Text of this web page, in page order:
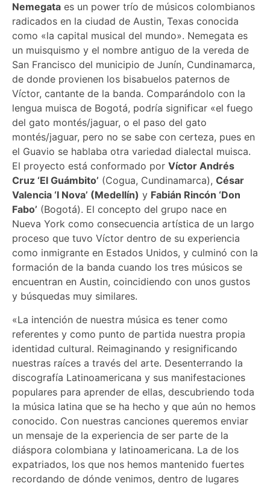
Nemegata es un power trío de músicos colombianos
radicados en la ciudad de Austin, Texas conocida
como «la capital musical del mundo». Nemegata es
un muisquismo y el nombre antiguo de la vereda de
San Francisco del municipio de Junín, Cundinamarca,
de donde provienen los bisabuelos paternos de
Víctor, cantante de la banda. Comparándolo con la
lengua muisca de Bogotá, podría significar «el fuego
del gato montés/jaguar, o el paso del gato
montés/jaguar, pero no se sabe con certeza, pues en
el Guavio se hablaba otra variedad dialectal muisca.
El proyecto está conformado por Víctor Andrés
Cruz ‘El Guámbito’ (Cogua, Cundinamarca), César
Valencia ‘I Nova’ (Medellín) y Fabián Rincón ‘Don
Fabo’ (Bogotá). El concepto del grupo nace en
Nueva York como consecuencia artística de un largo
proceso que tuvo Víctor dentro de su experiencia
como inmigrante en Estados Unidos, y culminó con la
formación de la banda cuando los tres músicos se
encuentran en Austin, coincidiendo con unos gustos
y búsquedas muy similares.
«La intención de nuestra música es tener como
referentes y como punto de partida nuestra propia
identidad cultural. Reimaginando y resignificando
nuestras raíces a través del arte. Desenterrando la
discografía Latinoamericana y sus manifestaciones
populares para aprender de ellas, descubriendo toda
la música latina que se ha hecho y que aún no hemos
conocido. Con nuestras canciones queremos enviar
un mensaje de la experiencia de ser parte de la
diáspora colombiana y latinoamericana. La de los
expatriados, los que nos hemos mantenido fuertes
recordando de dónde venimos, dentro de lugares